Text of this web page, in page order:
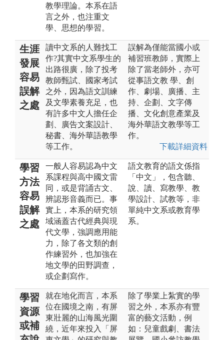
教學理論。本系在語
言之外，也注重文
學、思想的學習。
生涯
發展
容易
誤解
之處
讀中文系的人難找工
作?其實中文系學生的
出路很廣，除了投考
教師甄試、國家考試
之外，因為語文訓練
及文學素養充足，也
有許多中文人擔任企
劃、廣告文案設計、
秘書、海外華語教學
等工作。
誤解為僅能當國小或
補習班教師，實際上
除了當老師外，亦可
從事語文教 學、創
作、劇場、廣播、主
持、企劃、文字傳
播、文化創意產業及
海外華語文教學等工
作。
下載詳細資料
學習
方法
容易
誤解
之處
一般人容易認為中文
系課程與高中國文雷
同，或是背誦古文、
辨認形音義而已。事
實上，本系的研究領
域涵蓋古代經典與現
代文學，強調應用能
力，除了各文類的創
作練習外，也加強在
地文學的田野調查，
或企劃寫作。
語文教育的語文係指
「中文」，包含聽、
說、讀、寫教學、教
學設計、試教等，非
單純中文系或教育學
系。
學習
資源
或補
就在地化而言，本系
位在國境之南，有屏
東壯麗的山海風光圍
繞，近年來投入「屏
除了學業上紮實的學
習之外，本系亦有豐
富的藝文活動，例
如：兒童戲劇、書法